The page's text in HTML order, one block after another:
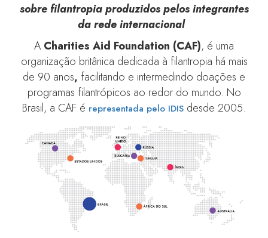
sobre filantropia produzidos pelos integrantes
da rede internacional
A Charities Aid Foundation (CAF), é uma
organização britânica dedicada à filantropia há mais
de 90 anos, facilitando e intermedindo doações e
programas filantrópicos ao redor do mundo. No
Brasil, a CAF é representada pelo IDIS desde 2005.